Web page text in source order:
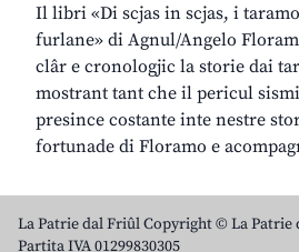
Il libri «Di scjas in scjas, i
furlane» di Agnul/Angelo
clâr e cronologjic la storie dai
mostrant tant che il pericul
presince costante inte nestre
fortunade di Floramo e
La Patrie dal Friûl Copyright © La Patrie
Partita IVA 01299830305